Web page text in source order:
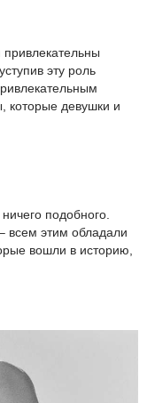
эту роль
которые девушки и
подобного.
всем этим обладали
вошли в историю,